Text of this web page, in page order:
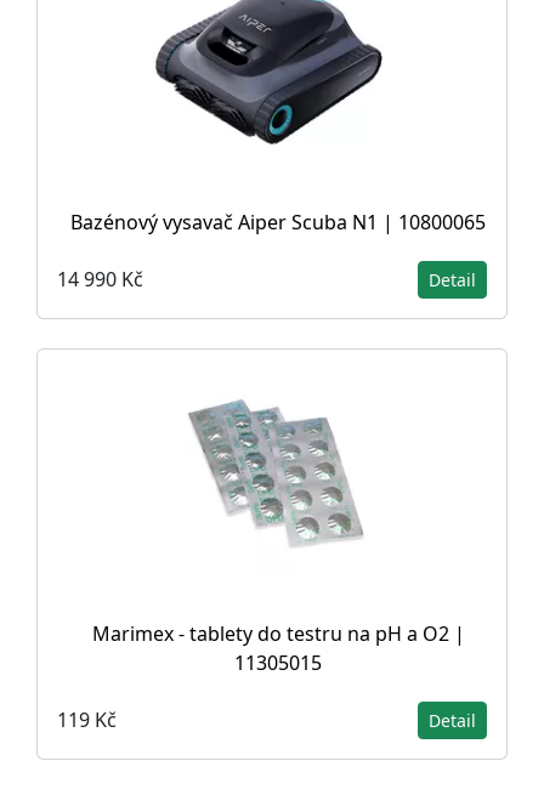
Bazénový vysavač Aiper Scuba N1 | 10800065
14 990 Kč Detail
Marimex - tablety do testru na pH a O2 |
11305015
119 Kč Detail